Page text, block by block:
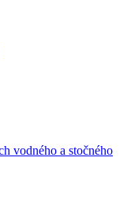
vodného a stočného